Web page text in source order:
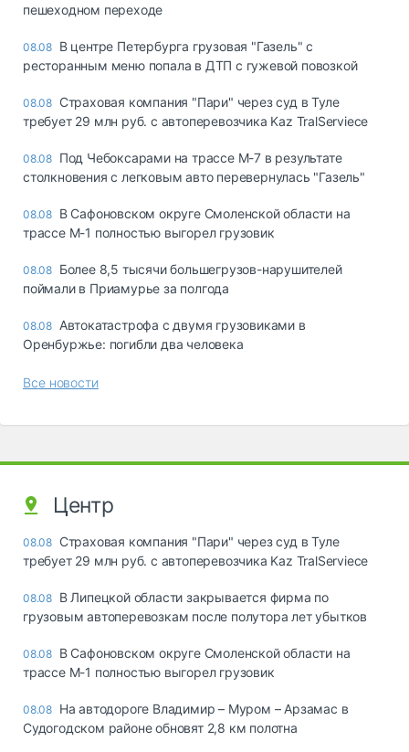
пешеходном переходе
08.08 В центре Петербурга грузовая "Газель" с
ресторанным меню попала в ДТП с гужевой повозкой
08.08 Страховая компания "Пари" через суд в Туле
требует 29 млн руб. с автоперевозчика Kaz TralServiece
08.08 Под Чебоксарами на трассе М-7 в результате
столкновения с легковым авто перевернулась "Газель"
08.08 В Сафоновском округе Смоленской области на
трассе М-1 полностью выгорел грузовик
08.08 Более 8,5 тысячи большегрузов-нарушителей
поймали в Приамурье за полгода
08.08 Автокатастрофа с двумя грузовиками в
Оренбуржье: погибли два человека
Все новости
Центр
08.08 Страховая компания "Пари" через суд в Туле
требует 29 млн руб. с автоперевозчика Kaz TralServiece
08.08 В Липецкой области закрывается фирма по
грузовым автоперевозкам после полутора лет убытков
08.08 В Сафоновском округе Смоленской области на
трассе М-1 полностью выгорел грузовик
08.08 На автодороге Владимир – Муром – Арзамас в
Судогодском районе обновят 2,8 км полотна